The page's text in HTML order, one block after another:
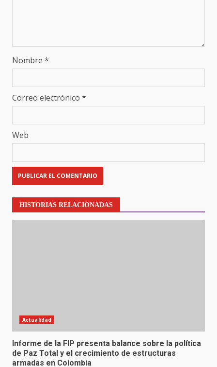
Nombre *
Correo electrónico *
Web
HISTORIAS RELACIONADAS
Actualidad
Informe de la FIP presenta balance sobre la política
de Paz Total y el crecimiento de estructuras
armadas en Colombia